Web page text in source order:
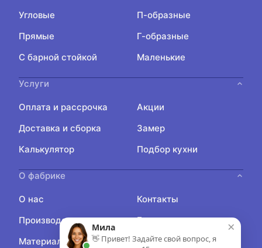
Угловые
П-образные
Прямые
Г-образные
С барной стойкой
Маленькие
Услуги
Оплата и рассрочка
Акции
Доставка и сборка
Замер
Калькулятор
Подбор кухни
О фабрике
О нас
Контакты
Производство
Блог
Материалы
Отзывы
×
Мила
👋 Привет! Задайте свой вопрос, я